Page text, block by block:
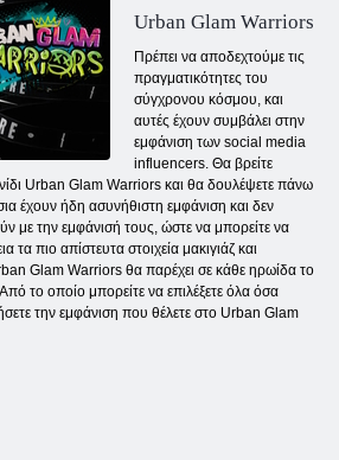
Urban Glam Warriors
Πρέπει να αποδεχτούμε τις
πραγματικότητες του
σύγχρονου κόσμου, και
αυτές έχουν συμβάλει στην
εμφάνιση των social media
influencers. Θα βρείτε
Urban Glam Warriors και θα δουλέψετε πάνω
έχουν ήδη ασυνήθιστη εμφάνιση και δεν
με την εμφάνισή τους, ώστε να μπορείτε να
τα πιο απίστευτα στοιχεία μακιγιάζ και
Glam Warriors θα παρέχει σε κάθε ηρωίδα το
το οποίο μπορείτε να επιλέξετε όλα όσα
την εμφάνιση που θέλετε στο Urban Glam